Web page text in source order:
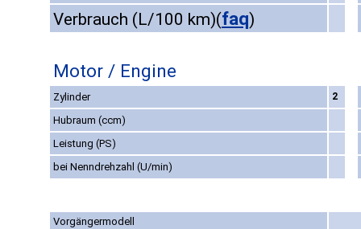
Verbrauch (L/100 km)(faq)
Motor / Engine
Zylinder 2
Hubraum (ccm)
Leistung (PS)
bei Nenndrehzahl (U/min)
Vorgängermodell